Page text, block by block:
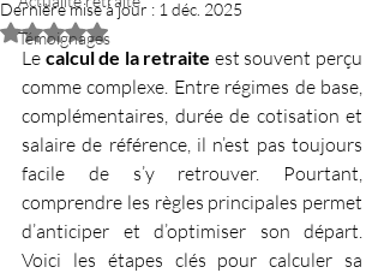
Témoignages
Dernière mise à jour : 1 déc. 2025
Noté NaN étoiles sur 5.
Le calcul de la retraite est souvent perçu
comme complexe. Entre régimes de base,
complémentaires, durée de cotisation et
salaire de référence, il n’est pas toujours
facile de s’y retrouver. Pourtant,
comprendre les règles principales permet
d’anticiper et d’optimiser son départ.
Voici les étapes clés pour calculer sa